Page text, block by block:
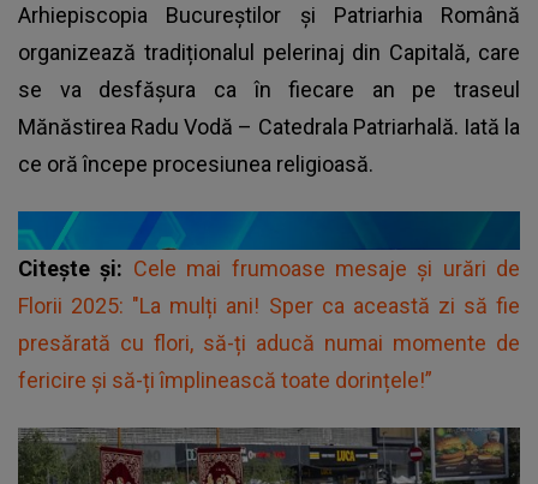
Arhiepiscopia Bucureştilor și Patriarhia Română
organizează tradiționalul pelerinaj din Capitală, care
se va desfășura ca în fiecare an pe traseul
Mănăstirea Radu Vodă – Catedrala Patriarhală. Iată la
ce oră începe procesiunea religioasă.
Citește și: Cele mai frumoase mesaje și urări de
Florii 2025: "La mulți ani! Sper ca această zi să fie
presărată cu flori, să-ți aducă numai momente de
fericire şi să-ți împlinească toate dorințele!”